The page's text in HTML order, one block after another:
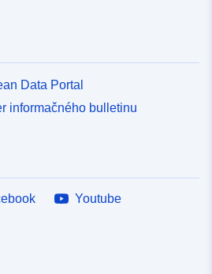
Data Portal
informačného bulletinu
Youtube